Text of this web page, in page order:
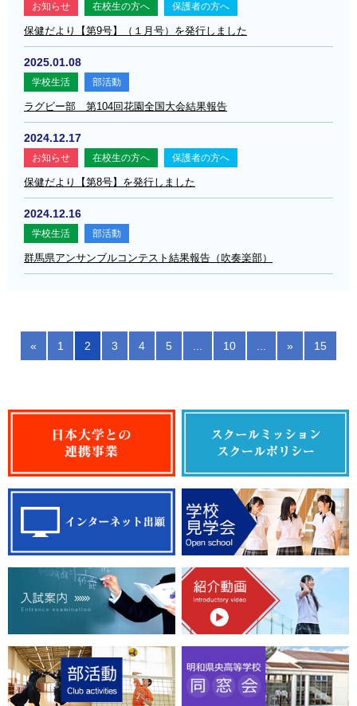
お知らせ 在校生の方へ 保護者の方へ
保健だより【第9号】（１月号）を発行しました
2025.01.08
学校生活 部活動
ラグビー部 第104回花園全国大会結果報告
2024.12.17
お知らせ 在校生の方へ 保護者の方へ
保健だより【第8号】を発行しました
2024.12.16
学校生活 部活動
群馬県アンサンブルコンテスト結果報告（吹奏楽部）
« 1 2 3 4 5 10 » 15